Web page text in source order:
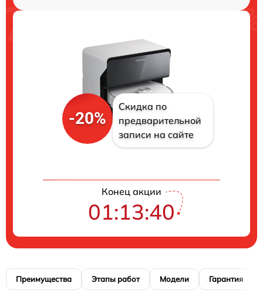
-20%
Скидка по
предварительной
записи на сайте
Конец акции
01:13:39
Преимущества Этапы работ Модели Гарантия